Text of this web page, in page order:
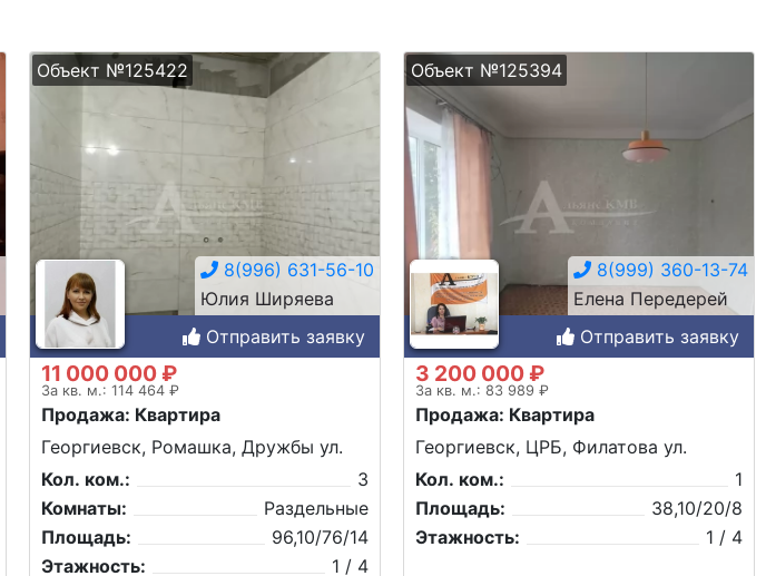
Объект №125422
8(996) 631-56-10
Юлия Ширяева
Отправить заявку
11 000 000 ₽
За кв. м.: 114 464 ₽
Продажа: Квартира
Георгиевск, Ромашка, Дружбы ул.
Кол. ком.:
3
Комнаты:
Раздельные
Площадь:
96,10/76/14
Этажность:
1 / 4
Объект №125394
8(999) 360-13-74
Елена Передерей
Отправить заявку
3 200 000 ₽
За кв. м.: 83 989 ₽
Продажа: Квартира
Георгиевск, ЦРБ, Филатова ул.
Кол. ком.:
1
Площадь:
38,10/20/8
Этажность:
1 / 4